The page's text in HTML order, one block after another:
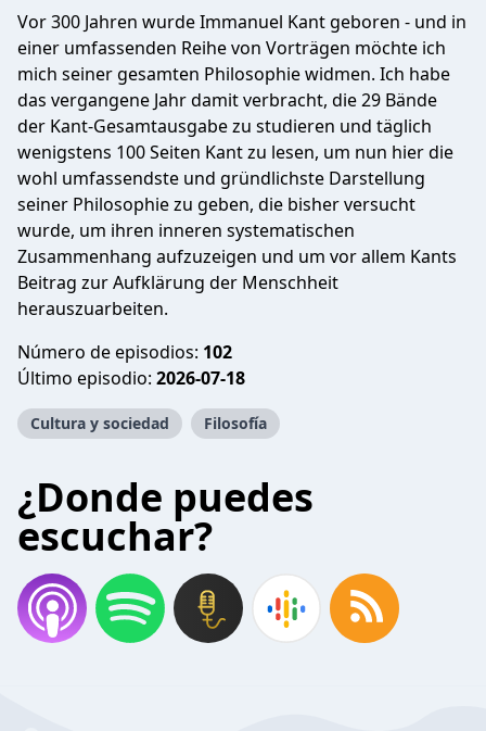
Vor 300 Jahren wurde Immanuel Kant geboren - und in
einer umfassenden Reihe von Vorträgen möchte ich
mich seiner gesamten Philosophie widmen. Ich habe
das vergangene Jahr damit verbracht, die 29 Bände
der Kant-Gesamtausgabe zu studieren und täglich
wenigstens 100 Seiten Kant zu lesen, um nun hier die
wohl umfassendste und gründlichste Darstellung
seiner Philosophie zu geben, die bisher versucht
wurde, um ihren inneren systematischen
Zusammenhang aufzuzeigen und um vor allem Kants
Beitrag zur Aufklärung der Menschheit
herauszuarbeiten.
Número de episodios: 102
Último episodio: 2026-07-18
Cultura y sociedad Filosofía
¿Donde puedes
escuchar?